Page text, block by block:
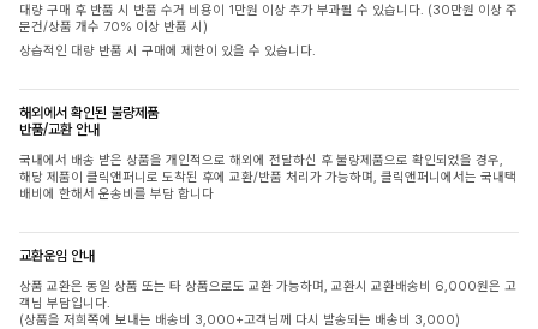
대량 구매 후 반품 시 반품 수거 비용이 1만원 이상 추가 부과될 수 있습니다. (30만원 이상 주
문건/상품 개수 70% 이상 반품 시)
상습적인 대량 반품 시 구매에 제한이 있을 수 있습니다.
해외에서 확인된 불량제품
반품/교환 안내
국내에서 배송 받은 상품을 개인적으로 해외에 전달하신 후 불량제품으로 확인되었을 경우,
해당 제품이 클릭앤퍼니로 도착된 후에 교환/반품 처리가 가능하며, 클릭앤퍼니에서는 국내택
배비에 한해서 운송비를 부담 합니다
교환운임 안내
상품 교환은 동일 상품 또는 타 상품으로도 교환 가능하며, 교환시 교환배송비 6,000원은 고
객님 부담입니다.
(상품을 저희쪽에 보내는 배송비 3,000+고객님께 다시 발송되는 배송비 3,000)